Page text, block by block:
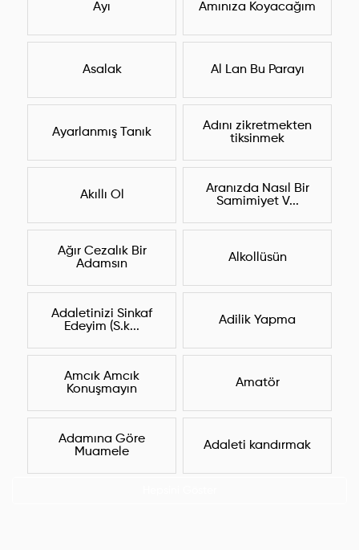
Ayı Amınıza Koyacağım
Asalak Al Lan Bu Parayı
Ayarlanmış Tanık
Adını zikretmekten
tiksinmek
Akıllı Ol
Aranızda Nasıl Bir
Samimiyet V...
Ağır Cezalık Bir
Adamsın
Alkollüsün
Adaletinizi Sinkaf
Edeyim (S.k...
Adilik Yapma
Amcık Amcık
Konuşmayın
Amatör
Adamına Göre
Muamele
Adaleti kandırmak